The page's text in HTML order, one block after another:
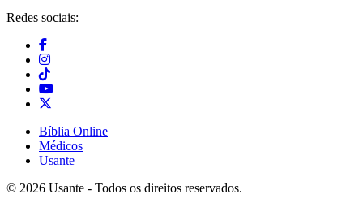
Redes sociais:
Bíblia Online
Médicos
Usante
© 2026 Usante - Todos os direitos reservados.